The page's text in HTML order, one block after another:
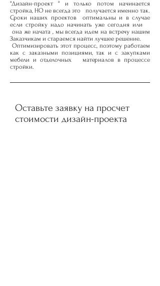
"Дизайн-проект " и только потом начинается
стройка, НО не всегда это получается именно так.
Сроки наших проектов оптимальны и в случае
если стройку надо начинать уже сегодня или
она же начата , мы всегда идем на встречу нашим
Заказчикам и стараемся найти лучшее решение.
Оптимизировать этот процесс, поэтому работаем
как с заказными позициями, так и с закупками
мебели и отделочных материалов в процессе
стройки.
Оставьте заявку на просчет
стоимости дизайн-проекта